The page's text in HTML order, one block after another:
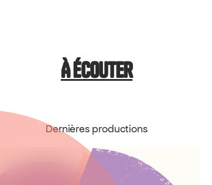
À Écouter
Dernières productions